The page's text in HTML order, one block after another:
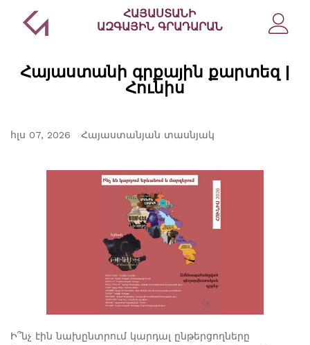
ՀԱՅԱՍՏԱՆԻ
ԱԶԳԱՅԻՆ ԳՐԱԴԱՐԱՆ
Հայաստանի գրքային քարտեզ |
Հունիս
հլս 07, 2026 Հայաստանյան տասնյակ
Ի՞նչ էին նախընտրում կարդալ ընթերցողները